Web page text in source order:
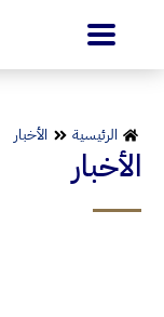
الرئيسية الأخبار
الأخبار